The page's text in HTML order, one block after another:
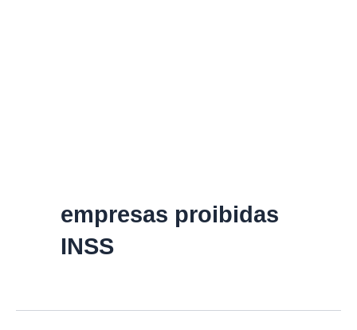
empresas proibidas
INSS